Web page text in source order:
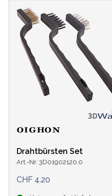
Drahtbürsten Set
Art.-Nr. 3D01902120.0
CHF 4.20